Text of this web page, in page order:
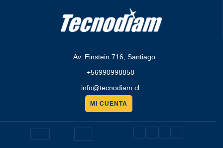
Av. Einstein 716, Santiago
+56990998858
info@tecnodiam.cl
MI CUENTA
presupuesto
Botón